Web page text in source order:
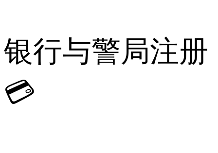
银行与警局注册
💳